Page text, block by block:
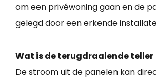
om een privéwoning gaan en de
gelegd door een erkende
Wat is de terugdraaiende teller
De stroom uit de panelen kan